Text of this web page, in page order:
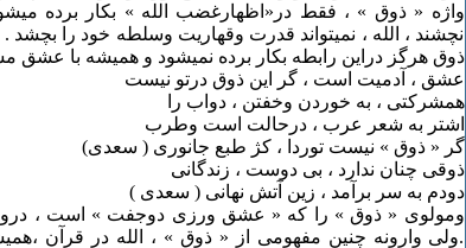
واژه « ذوق » ، فقط در«اظهارغضب الله » بکار برده
نچشند ، الله ، نمیتواند قدرت وقهاریت وسلطه خود را بچشد .
ذوق هرگز دراین رابطه بکار برده نمیشود و همیشه با عشق
عشق ، آدمیت است ، گر این ذوق درتو نیست
همشرکتی ، به خوردن وخفتن ، دواب را
اشتر به شعر عرب ، درحالت است وطرب
گر « ذوق » نیست توردا ، کژ طبع جانوری ( سعدی)
ذوقی چنان ندارد ، بی دوست ، زندگانی
دودم به سر برآمد ، زین آتش نهانی ( سعدی )
ومولوی « ذوق » را که « عشق ورزی دوجفت » است ،
.ولی وارونه چنین مفهومی از « ذوق » ، الله در قرآن